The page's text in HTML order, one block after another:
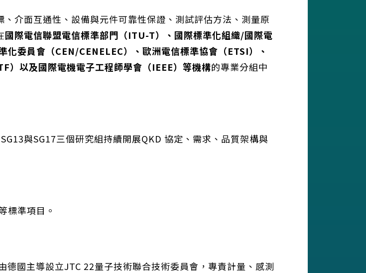
介面互通性、設備與元件可靠性保證、測試評估方法、測量原
國際電信聯盟電信標準部門（ITU-T）、國際標準化組織/國際電
化委員會（CEN/CENELEC）、歐洲電信標準協會（ETSI）、
）以及國際電機電子工程師學會（IEEE）等機構的專業分組中
與SG17三個研究組持續開展QKD 協定、需求、品質架構與
標準項目。
國主導設立JTC 22量子技術聯合技術委員會，專責計量、感測